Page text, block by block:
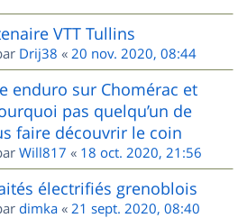
VTT Tullins
Drij38 « 20 nov. 2020, 08:44
enduro sur Chomérac et
pas quelqu’un de
faire découvrir le coin
Will817 « 18 oct. 2020, 21:56
électrifiés grenoblois
dimka « 21 sept. 2020, 08:40